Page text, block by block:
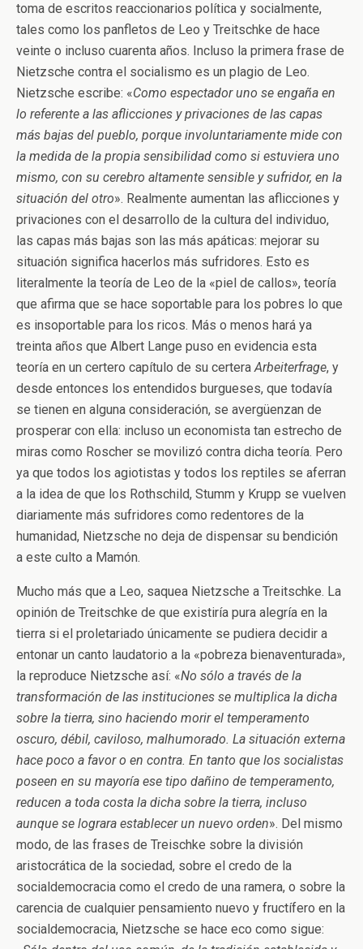
toma de escritos reaccionarios política y socialmente,
tales como los panfletos de Leo y Treitschke de hace
veinte o incluso cuarenta años. Incluso la primera frase de
Nietzsche contra el socialismo es un plagio de Leo.
Nietzsche escribe: «Como espectador uno se engaña en
lo referente a las aflicciones y privaciones de las capas
más bajas del pueblo, porque involuntariamente mide con
la medida de la propia sensibilidad como si estuviera uno
mismo, con su cerebro altamente sensible y sufridor, en la
situación del otro». Realmente aumentan las aflicciones y
privaciones con el desarrollo de la cultura del individuo,
las capas más bajas son las más apáticas: mejorar su
situación significa hacerlos más sufridores. Esto es
literalmente la teoría de Leo de la «piel de callos», teoría
que afirma que se hace soportable para los pobres lo que
es insoportable para los ricos. Más o menos hará ya
treinta años que Albert Lange puso en evidencia esta
teoría en un certero capítulo de su certeraArbeiterfrage, y
desde entonces los entendidos burgueses, que todavía
se tienen en alguna consideración, se avergüenzan de
prosperar con ella: incluso un economista tan estrecho de
miras como Roscher se movilizó contra dicha teoría. Pero
ya que todos los agiotistas y todos los reptiles se aferran
a la idea de que los Rothschild, Stumm y Krupp se vuelven
diariamente más sufridores como redentores de la
humanidad, Nietzsche no deja de dispensar su bendición
a este culto a Mamón.
Mucho más que a Leo, saquea Nietzsche a Treitschke. La
opinión de Treitschke de que existiría pura alegría en la
tierra si el proletariado únicamente se pudiera decidir a
entonar un canto laudatorio a la «pobreza bienaventurada»,
la reproduce Nietzsche así: «No sólo a través de la
transformación de las instituciones se multiplica la dicha
sobre la tierra, sino haciendo morir el temperamento
oscuro, débil, caviloso, malhumorado. La situación externa
hace poco a favor o en contra. En tanto que los socialistas
poseen en su mayoría ese tipo dañino de temperamento,
reducen a toda costa la dicha sobre la tierra, incluso
aunque se lograra establecer un nuevo orden». Del mismo
modo, de las frases de Treischke sobre la división
aristocrática de la sociedad, sobre el credo de la
socialdemocracia como el credo de una ramera, o sobre la
carencia de cualquier pensamiento nuevo y fructífero en la
socialdemocracia, Nietzsche se hace eco como sigue: